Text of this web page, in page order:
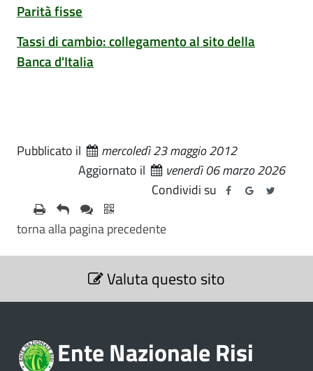
Parità fisse
Tassi di cambio: collegamento al sito della
Banca d'Italia
Pubblicato il
mercoledì 23 maggio 2012
Aggiornato il
venerdì 06 marzo 2026
Condividi su
torna alla pagina precedente
S
z
Valuta questo sito
Ente Nazionale Risi